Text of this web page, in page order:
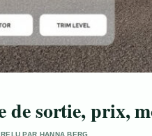
de sortie, prix,
PAR HANNA BERG